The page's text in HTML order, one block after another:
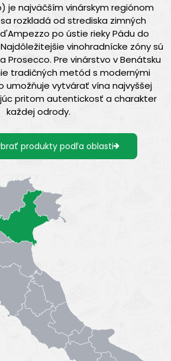
je najväčším vinárskym regiónom
rozkladá od strediska zimných
po ústie rieky Pádu do
vinohradnícke zóny sú
Prosecco. Pre vinárstvo v Benátsku
tradičných metód s modernými
umožňuje vytvárať vína najvyššej
pritom autentickosť a charakter
každej odrody.
produkty podľa oblasti